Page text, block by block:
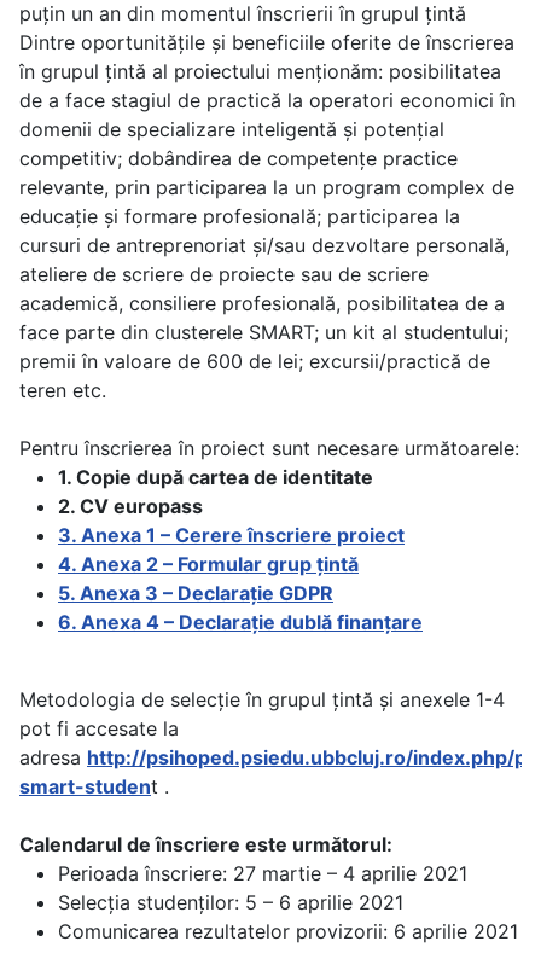
puțin un an din momentul înscrierii în grupul țintă
Dintre oportunităţile şi beneficiile oferite de înscrierea
în grupul ţintă al proiectului menţionăm: posibilitatea
de a face stagiul de practică la operatori economici în
domenii de specializare inteligentă și potențial
competitiv; dobândirea de competențe practice
relevante, prin participarea la un program complex de
educație și formare profesională; participarea la
cursuri de antreprenoriat şi/sau dezvoltare personală,
ateliere de scriere de proiecte sau de scriere
academică, consiliere profesională, posibilitatea de a
face parte din clusterele SMART; un kit al studentului;
premii în valoare de 600 de lei; excursii/practică de
teren etc.
Pentru înscrierea în proiect sunt necesare următoarele:
1. Copie după cartea de identitate
2. CV europass
3. Anexa 1 – Cerere înscriere proiect
4. Anexa 2 – Formular grup țintă
5. Anexa 3 – Declarație GDPR
6. Anexa 4 – Declarație dublă finanțare
Metodologia de selecție în grupul țintă şi anexele 1-4
pot fi accesate la
adresa http://psihoped.psiedu.ubbcluj.ro/index.php/
smart-student .
Calendarul de înscriere este următorul:
Perioada înscriere: 27 martie – 4 aprilie 2021
Selecția studenților: 5 – 6 aprilie 2021
Comunicarea rezultatelor provizorii: 6 aprilie 2021